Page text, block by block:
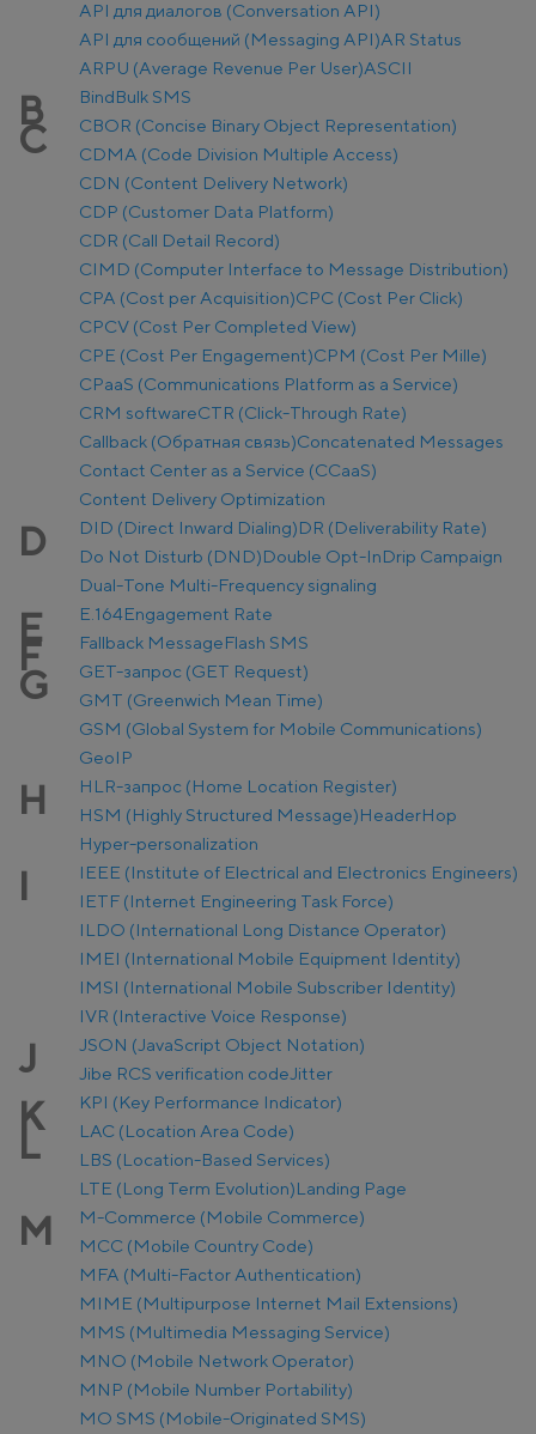
API для диалогов (Conversation API)
API для сообщений (Messaging API)AR Status
ARPU (Average Revenue Per User)ASCII
B BindBulk SMS
C
CBOR (Concise Binary Object Representation)
CDMA (Code Division Multiple Access)
CDN (Content Delivery Network)
CDP (Customer Data Platform)
CDR (Call Detail Record)
CIMD (Computer Interface to Message Distribution)
CPA (Cost per Acquisition)CPC (Cost Per Click)
CPCV (Cost Per Completed View)
CPE (Cost Per Engagement)CPM (Cost Per Mille)
CPaaS (Communications Platform as a Service)
CRM softwareCTR (Click-Through Rate)
Callback (Обратная связь)Concatenated Messages
Contact Center as a Service (CCaaS)
Content Delivery Optimization
D DID (Direct Inward Dialing)DR (Deliverability Rate)
Do Not Disturb (DND)Double Opt-InDrip Campaign
Dual-Tone Multi-Frequency signaling
E E.164Engagement Rate
F Fallback MessageFlash SMS
G
GET-запрос (GET Request)
GMT (Greenwich Mean Time)
GSM (Global System for Mobile Communications)
GeoIP
H
HLR-запрос (Home Location Register)
HSM (Highly Structured Message)HeaderHop
Hyper-personalization
I
IEEE (Institute of Electrical and Electronics Engineers)
IETF (Internet Engineering Task Force)
ILDO (International Long Distance Operator)
IMEI (International Mobile Equipment Identity)
IMSI (International Mobile Subscriber Identity)
IVR (Interactive Voice Response)
J
JSON (JavaScript Object Notation)
Jibe RCS verification codeJitter
K KPI (Key Performance Indicator)
L
LAC (Location Area Code)
LBS (Location-Based Services)
LTE (Long Term Evolution)Landing Page
M
M-Commerce (Mobile Commerce)
MCC (Mobile Country Code)
MFA (Multi-Factor Authentication)
MIME (Multipurpose Internet Mail Extensions)
MMS (Multimedia Messaging Service)
MNO (Mobile Network Operator)
MNP (Mobile Number Portability)
MO SMS (Mobile-Originated SMS)